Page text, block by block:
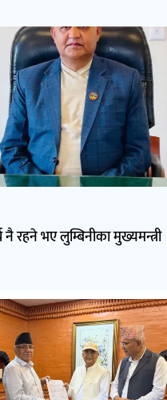
रहने भए लुम्बिनीका मुख्यमन्त्री